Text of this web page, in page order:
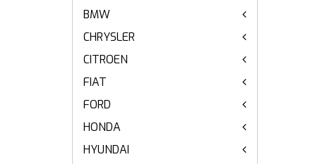
BMW
CHRYSLER
CITROEN
FIAT
FORD
HONDA
HYUNDAI